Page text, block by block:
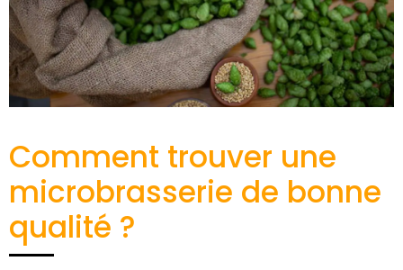
Comment trouver une
microbrasserie de bonne
qualité ?